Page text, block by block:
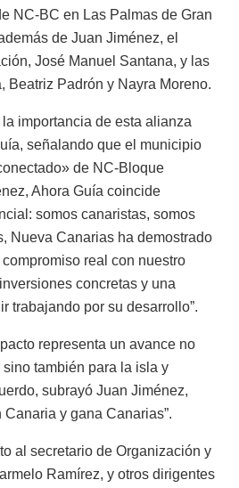
NC-BC en Las Palmas de Gran
de Juan Jiménez, el
José Manuel Santana, y las
Beatriz Padrón y Nayra Moreno.
importancia de esta alianza
señalando que el municipio
de NC-Bloque
Ahora Guía coincide
somos canaristas, somos
Nueva Canarias ha demostrado
real con nuestro
concretas y una
trabajando por su desarrollo”.
representa un avance no
también para la isla y
subrayó Juan Jiménez,
Canaria y gana Canarias”.
al secretario de Organización y
Ramírez, y otros dirigentes